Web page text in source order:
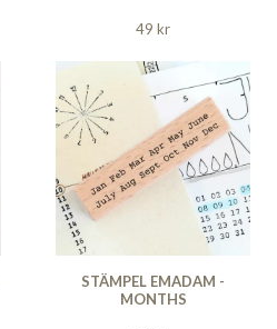
49 kr
STÄMPEL EMADAM -
MONTHS